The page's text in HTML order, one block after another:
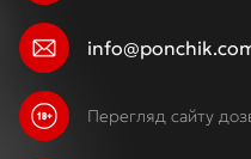
Перегляд сайту